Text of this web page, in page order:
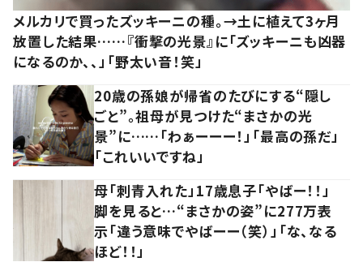
メルカリで買ったズッキーニの種。→土に植えて3ヶ月
放置した結果……『衝撃の光景』に「ズッキーニも凶器
になるのか、、」「野太い音！笑」
20歳の孫娘が帰省のたびにする“隠し
ごと”。祖母が見つけた“まさかの光
景”に……「わぁーーー！」「最高の孫だ」
「これいいですね」
母「刺青入れた」17歳息子「やばー！！」
脚を見ると…“まさかの姿”に277万表
示「違う意味でやばーー（笑）」「な、なる
ほど！！」